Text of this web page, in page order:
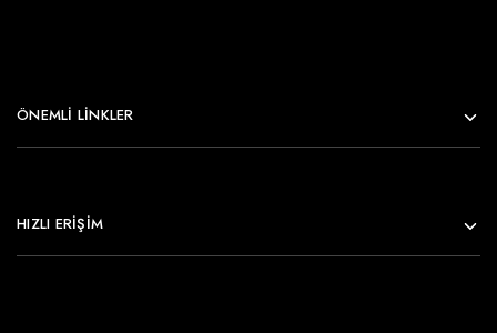
ÖNEMLI LINKLER
HIZLI ERİŞİM